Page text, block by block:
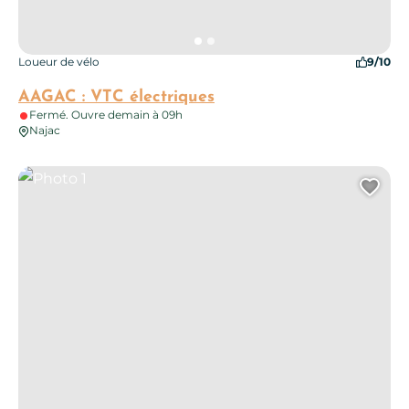
AAGAC : VTC électriques
Loueur de vélo 9/10
Fermé. Ouvre demain à 09h
Najac
Photo 1